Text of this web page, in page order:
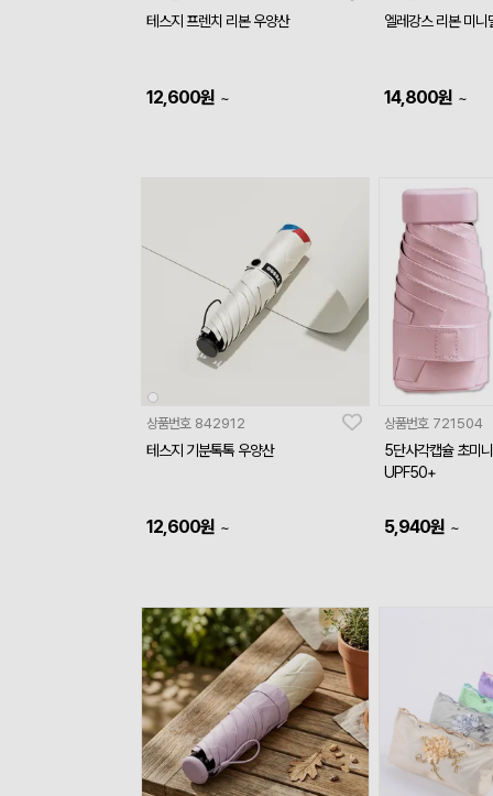
테스지 프렌치 리본 우양산
12,600원 ~
엘레강스 리본 미
14,800원 ~
상품번호 842912
테스지 기분톡톡 우양산
12,600원 ~
상품번호 721504
5단사각캡슐 초미
UPF50+
5,940원 ~